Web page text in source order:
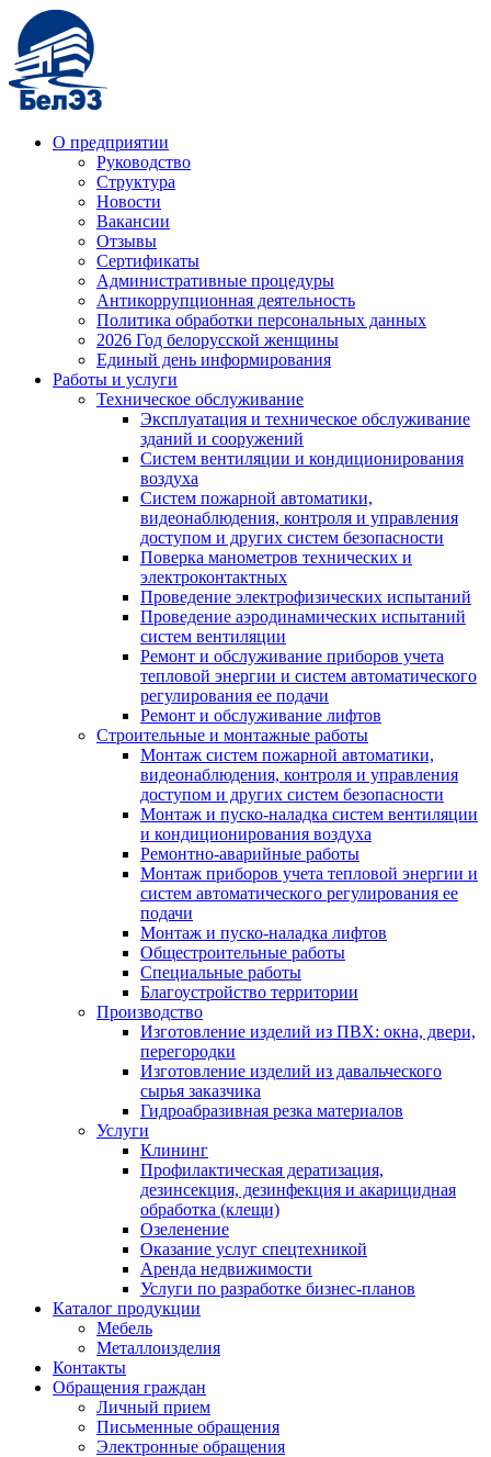
О предприятии
Руководство
Структура
Новости
Вакансии
Отзывы
Сертификаты
Административные процедуры
Антикоррупционная деятельность
Политика обработки персональных данных
2026 Год белорусской женщины
Единый день информирования
Работы и услуги
Техническое обслуживание
Эксплуатация и техническое обслуживание
зданий и сооружений
Систем вентиляции и кондиционирования
воздуха
Систем пожарной автоматики,
видеонаблюдения, контроля и управления
доступом и других систем безопасности
Поверка манометров технических и
электроконтактных
Проведение электрофизических испытаний
Проведение аэродинамических испытаний
систем вентиляции
Ремонт и обслуживание приборов учета
тепловой энергии и систем автоматического
регулирования ее подачи
Ремонт и обслуживание лифтов
Строительные и монтажные работы
Монтаж систем пожарной автоматики,
видеонаблюдения, контроля и управления
доступом и других систем безопасности
Монтаж и пуско-наладка систем вентиляции
и кондиционирования воздуха
Ремонтно-аварийные работы
Монтаж приборов учета тепловой энергии и
систем автоматического регулирования ее
подачи
Монтаж и пуско-наладка лифтов
Общестроительные работы
Специальные работы
Благоустройство территории
Производство
Изготовление изделий из ПВХ: окна, двери,
перегородки
Изготовление изделий из давальческого
сырья заказчика
Гидроабразивная резка материалов
Услуги
Клининг
Профилактическая дератизация,
дезинсекция, дезинфекция и акарицидная
обработка (клещи)
Озеленение
Оказание услуг спецтехникой
Аренда недвижимости
Услуги по разработке бизнес-планов
Каталог продукции
Мебель
Металлоизделия
Контакты
Обращения граждан
Личный прием
Письменные обращения
Электронные обращения